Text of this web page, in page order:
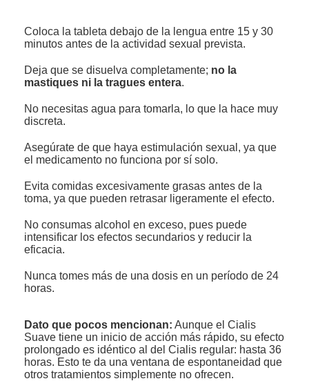
Coloca la tableta debajo de la lengua entre 15 y 30
minutos antes de la actividad sexual prevista.
Deja que se disuelva completamente; no la
mastiques ni la tragues entera.
No necesitas agua para tomarla, lo que la hace muy
discreta.
Asegúrate de que haya estimulación sexual, ya que
el medicamento no funciona por sí solo.
Evita comidas excesivamente grasas antes de la
toma, ya que pueden retrasar ligeramente el efecto.
No consumas alcohol en exceso, pues puede
intensificar los efectos secundarios y reducir la
eficacia.
Nunca tomes más de una dosis en un período de 24
horas.
Dato que pocos mencionan: Aunque el Cialis
Suave tiene un inicio de acción más rápido, su efecto
prolongado es idéntico al del Cialis regular: hasta 36
horas. Esto te da una ventana de espontaneidad que
otros tratamientos simplemente no ofrecen.